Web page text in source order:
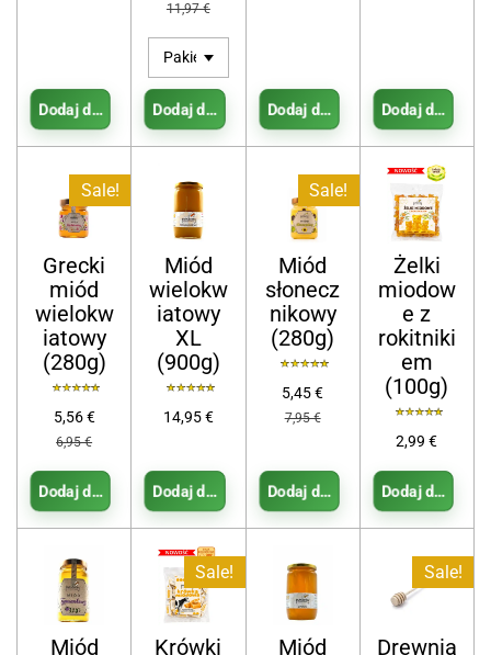
Dodaj do koszyka
11,97 €
Dodaj do koszykaDodaj do koszykaDodaj do
Sale!
Grecki
miód
wielokw
iatowy
(280g)
5,56 €
6,95 €
Dodaj do koszyka
Miód
wielokw
iatowy
XL
(900g)
14,95 €
Dodaj do koszyka
Sale!
Miód
słonecz
nikowy
(280g)
5,45 €
7,95 €
Dodaj do koszyka
Żelki
miodow
e z
rokitniki
em
(100g)
2,99 €
Dodaj do
Miód
Sale!
Krówki
Miód
Sale!
Drewnia